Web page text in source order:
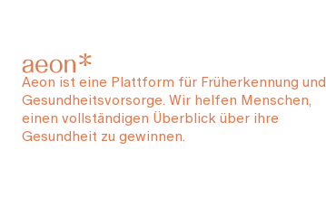
Aeon ist eine Plattform für Früherkennung und
Gesundheitsvorsorge. Wir helfen Menschen,
einen vollständigen Überblick über ihre
Gesundheit zu gewinnen.